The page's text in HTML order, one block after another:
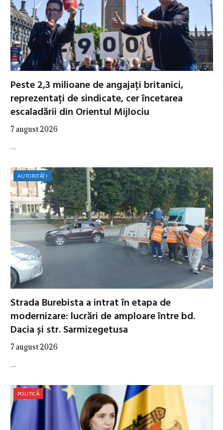
Peste 2,3 milioane de angajați britanici,
reprezentați de sindicate, cer încetarea
escaladării din Orientul Mijlociu
7 august 2026
…
AUTORITĂȚI
Strada Burebista a intrat în etapa de
modernizare: lucrări de amploare între bd.
Dacia și str. Sarmizegetusa
7 august 2026
…
POLITICĂ